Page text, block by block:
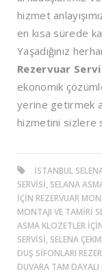
hizmet
en kısa sürede
Yaşadığınız
Rezervuar
ekonomik
yerine getirmek
hizmetini sizlere
ISTANBUL
SERVISI, SELANA
IÇIN REZERVUAR
MONTAJI VE TAMIRI
ASMA KLOZETLER
SERVISI, SELENA
DUŞ SIFONLARI
DUVARA TAM DAYALI